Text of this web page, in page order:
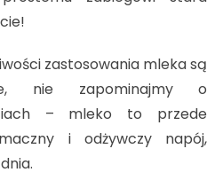
zastosowania mleka są
nie zapominajmy o
– mleko to przede
i odżywczy napój,